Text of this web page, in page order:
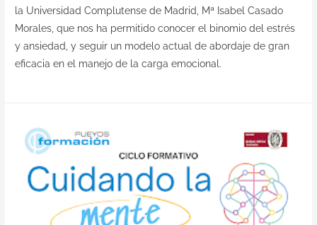
la Universidad Complutense de Madrid, Mª Isabel Casado
Morales, que nos ha permitido conocer el binomio del estrés
y ansiedad, y seguir un modelo actual de abordaje de gran
eficacia en el manejo de la carga emocional.